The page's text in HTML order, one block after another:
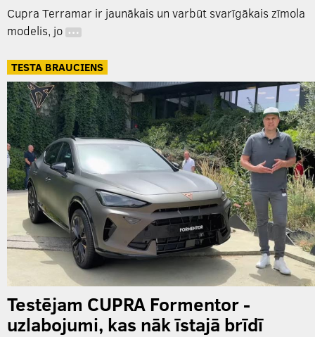
Cupra Terramar ir jaunākais un varbūt svarīgākais zīmola
modelis, jo …
TESTA BRAUCIENS
Testējam CUPRA Formentor -
uzlabojumi, kas nāk īstajā brīdī